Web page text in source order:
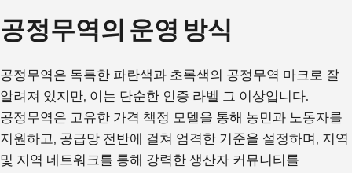
공정무역의 운영 방식
공정무역은 독특한 파란색과 초록색의 공정무역 마크로 잘
알려져 있지만, 이는 단순한 인증 라벨 그 이상입니다.
공정무역은 고유한 가격 책정 모델을 통해 농민과 노동자를
지원하고, 공급망 전반에 걸쳐 엄격한 기준을 설정하며, 지역
및 지역 네트워크를 통해 강력한 생산자 커뮤니티를